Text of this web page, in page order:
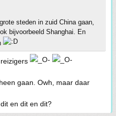
steden in zuid China gaan,
bijvoorbeeld Shanghai. En
gaan. Owh, maar daar
en dit en dit?